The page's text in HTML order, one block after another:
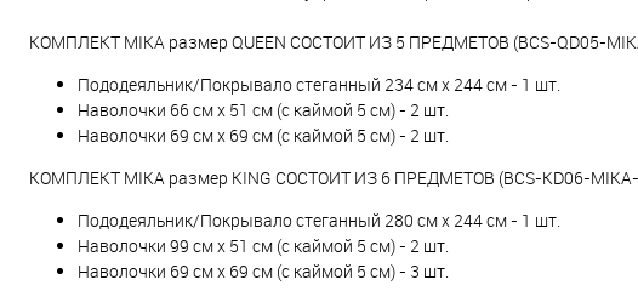
КОМПЛЕКТ MIKA размер QUEEN СОСТОИТ ИЗ 5 ПРЕДМЕТОВ (BCS-QD05-
Пододеяльник/Покрывало стеганный 234 см х 244 см - 1 шт.
Наволочки 66 см x 51 см (с каймой 5 см) - 2 шт.
Наволочки 69 см x 69 см (с каймой 5 см) - 2 шт.
КОМПЛЕКТ MIKA размер KING СОСТОИТ ИЗ 6 ПРЕДМЕТОВ (BCS-KD06-MIKA-
Пододеяльник/Покрывало стеганный 280 см х 244 см - 1 шт.
Наволочки 99 см x 51 см (с каймой 5 см) - 2 шт.
Наволочки 69 см x 69 см (с каймой 5 см) - 3 шт.